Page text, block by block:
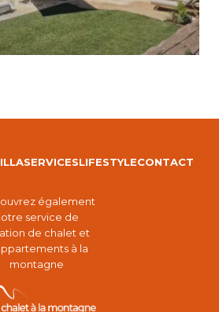
SERVICESLIFESTYLECONTACT
également
service de
de chalet et
à la
montagne